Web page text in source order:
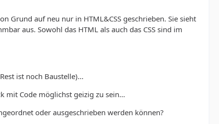
Grund auf neu nur in HTML&CSS geschrieben. Sie sieht
aus. Sowohl das HTML als auch das CSS sind im
ist noch Baustelle)…
mit Code möglichst geizig zu sein…
oder ausgeschrieben werden können?